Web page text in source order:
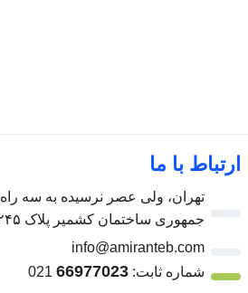
ارتباط با ما
تهران، ولی عصر نرسیده به سه راه
جمهوری ساختمان کشمیر پلاک ۱۲۴۵
info@amiranteb.com
شماره ثابت:66977023
021